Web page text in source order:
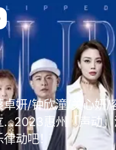
卓妍/钟欣潼/关心妍/
...2023惠州「声动
律动吧！